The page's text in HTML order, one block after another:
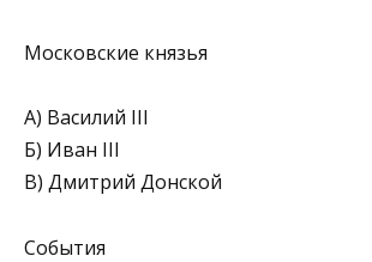
Московские князья
А) Василий III
Б) Иван III
В) Дмитрий Донской
События